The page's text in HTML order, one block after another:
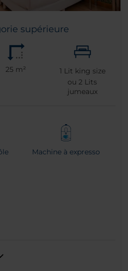
supérieure
25 m² 1 Lit king size
ou2 Lits
jumeaux
Machine à expresso